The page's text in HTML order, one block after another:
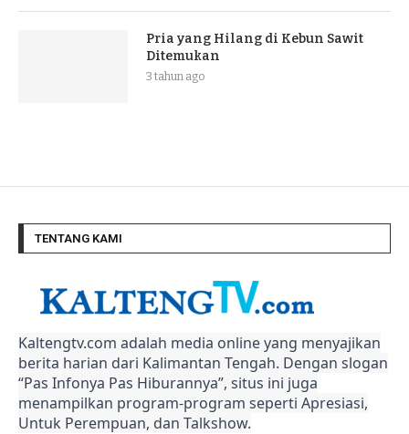
Pria yang Hilang di Kebun Sawit
Ditemukan
3 tahun ago
TENTANG KAMI
Kaltengtv.com adalah media online yang menyajikan
berita harian dari Kalimantan Tengah. Dengan slogan
“Pas Infonya Pas Hiburannya”, situs ini juga
menampilkan program-program seperti Apresiasi,
Untuk Perempuan, dan Talkshow.